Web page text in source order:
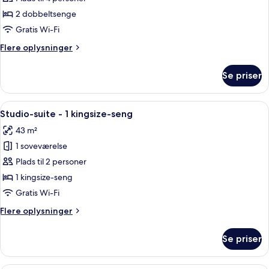
Club-
værelse
-
2
2 dobbeltsenge
Gratis Wi-Fi
Flere oplysninger
Flere
værelse
2
Se priser
Indlæs
alle
billeder
af
Studio-
suite
-
kingsize-
Et hotelværelse med en stor seng,
11
Studio-suite - 1 kingsize-seng
43 m²
1 soveværelse
Plads til 2 personer
1 kingsize-seng
Gratis Wi-Fi
Flere oplysninger
Flere
suite
Se priser